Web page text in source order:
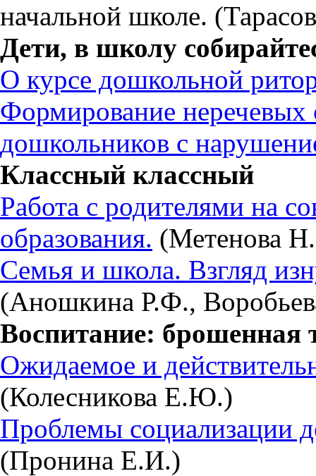
начальной школе.
Дети, в школу
О курсе дошкольной
Формирование неречевых
дошкольников с
Классный классный
Работа с родителями на
образования. (Метенова
Семья и школа. Взгляд
(Аношкина Р.Ф.,
Воспитание: брошенная
Ожидаемое и
(Колесникова Е.Ю.)
Проблемы социализации
(Пронина Е.И.)